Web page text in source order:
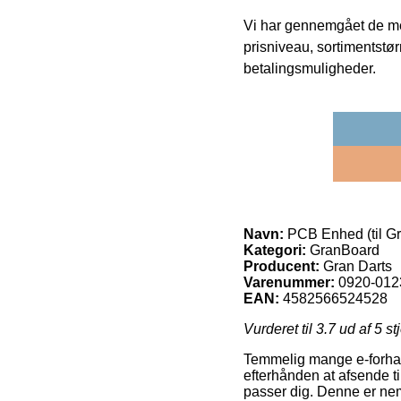
Vi har gennemgået de
prisniveau,
betalingsmuligheder.
Navn: PCB Enhed (til
Kategori: GranBoard
Producent: Gran Darts
Varenummer: 0920-
EAN: 4582566524528
Vurderet til 3.7ud af 5
Temmelig mange e-
efterhånden at afsende
passer dig. Denne er